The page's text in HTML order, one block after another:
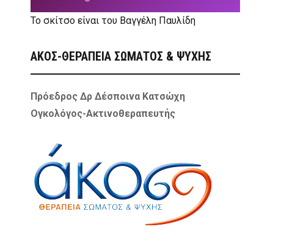
Το σκίτσο είναι του Βαγγέλη Παυλίδη
ΑΚΟΣ-ΘΕΡΑΠΕΙΑ ΣΩΜΑΤΟΣ & ΨΥΧΗΣ
Πρόεδρος Δρ Δέσποινα Κατσώχη
Ογκολόγος-Ακτινοθεραπευτής